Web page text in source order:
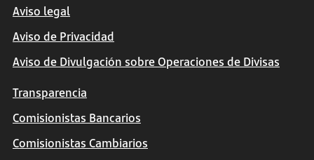
Aviso legal
Aviso de Privacidad
Aviso de Divulgación sobre Operaciones de Divisas
Transparencia
Comisionistas Bancarios
Comisionistas Cambiarios